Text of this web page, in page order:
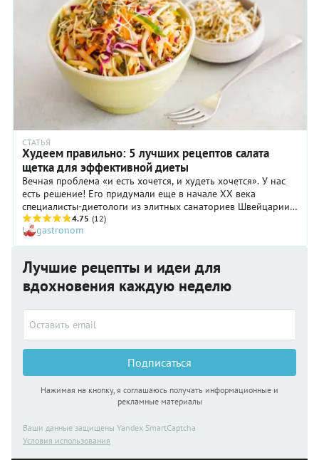
СТАТЬЯ
Худеем правильно: 5 лучших рецептов салата
щетка для эффективной диеты
Вечная проблема «и есть хочется, и худеть хочется». У нас
есть решение! Его придумали еще в начале XX века
специалисты-диетологи из элитных санаториев Швейцарии.
Чудо-салат под названием Щетка (или Метелка, кому как
больше нравится), способен справиться с проблемами
текущего дня. Представляем 5 рецептов салата щетка для
4.75 (12)
gastronom
Лучшие рецепты и идеи для
вдохновения каждую неделю
Подписаться
Нажимая на кнопку, я соглашаюсь получать информационные и
рекламные материалы
Ваши данные защищены Yandex SmartCaptcha
Условия использования